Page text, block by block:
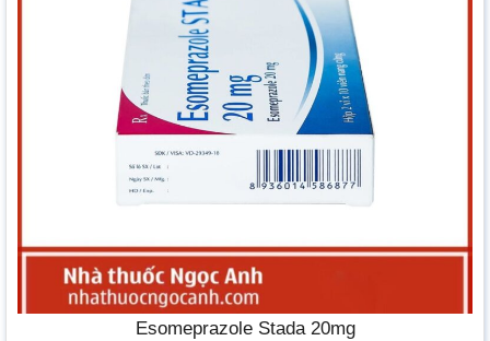
Esomeprazole Stada 20mg